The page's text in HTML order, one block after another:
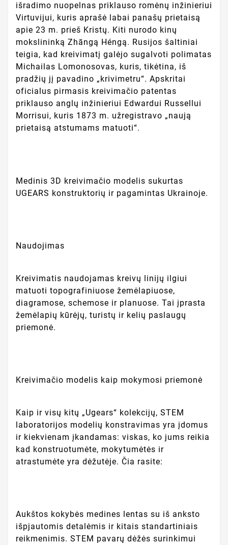
išradimo nuopelnas priklauso romėnų inžinieriui
Virtuvijui, kuris aprašė labai panašų prietaisą
apie 23 m. prieš Kristų. Kiti nurodo kinų
mokslininką Zhāngą Héngą. Rusijos šaltiniai
teigia, kad kreivimatį galėjo sugalvoti polimatas
Michailas Lomonosovas, kuris, tikėtina, iš
pradžių jį pavadino „krivimetru“. Apskritai
oficialus pirmasis kreivimačio patentas
priklauso anglų inžinieriui Edwardui Russellui
Morrisui, kuris 1873 m. užregistravo „naują
prietaisą atstumams matuoti“.
Medinis 3D kreivimačio modelis sukurtas
UGEARS konstruktorių ir pagamintas Ukrainoje.
Naudojimas
Kreivimatis naudojamas kreivų linijų ilgiui
matuoti topografiniuose žemėlapiuose,
diagramose, schemose ir planuose. Tai įprasta
žemėlapių kūrėjų, turistų ir kelių paslaugų
priemonė.
Kreivimačio modelis kaip mokymosi priemonė
Kaip ir visų kitų „Ugears“ kolekcijų, STEM
laboratorijos modelių konstravimas yra įdomus
ir kiekvienam įkandamas: viskas, ko jums reikia
kad konstruotumėte, mokytumėtės ir
atrastumėte yra dėžutėje. Čia rasite:
Aukštos kokybės medines lentas su iš anksto
išpjautomis detalėmis ir kitais standartiniais
reikmenimis. STEM pavarų dėžės surinkimui